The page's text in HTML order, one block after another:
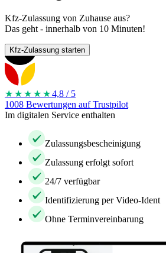
Kfz-Zulassung von Zuhause aus?
Das geht - innerhalb von 10 Minuten!
Kfz-Zulassung starten
★★★★ ★4,8 / 5
1008 Bewertungen auf Trustpilot
Im digitalen Service enthalten
Zulassungsbescheinigung
Zulassung erfolgt sofort
24/7 verfügbar
Identifizierung per Video-Ident
Ohne Terminvereinbarung